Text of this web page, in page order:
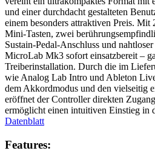
und einer durchdacht gestalteten
einem besonders attraktiven Preis. Mit
Mini-Tasten, zwei
Sustain-Pedal-Anschluss und
MicroLab Mk3 sofort einsatzbereit –
Treiberinstallation. Durch die im
wie Analog Lab Intro und Ableton
dem Akkordmodus und den vielseitig
eröffnet der Controller direkten
ermöglicht einen intuitiven Einstieg in
Datenblatt
Features: